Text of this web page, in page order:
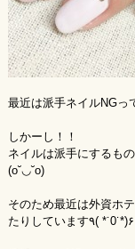
最近は派手ネイルNGっ
しかーし！！
ネイルは派手にするも
(o˘◡˘o)
そのため最近は外資ホ
たりしています٩( *˙0˙*)۶